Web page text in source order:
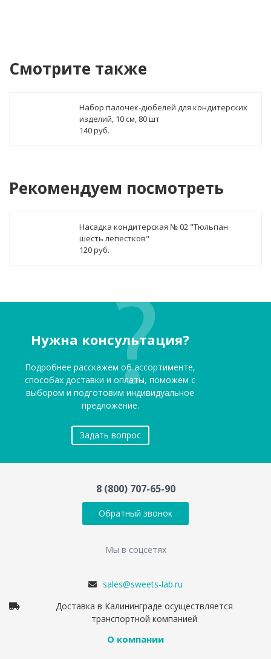
Смотрите также
Набор палочек-дюбелей для кондитерских
изделий, 10 см, 80 шт
140 руб.
Рекомендуем посмотреть
Насадка кондитерская № 02 "Тюльпан
шесть лепестков"
120 руб.
Нужна консультация?
Подробнее расскажем об ассортименте,
способах доставки и оплаты, поможем с
выбором и подготовим индивидуальное
предложение.
Задать вопрос
8 (800) 707-65-90
Обратный звонок
Мы в соцсетях
sales@sweets-lab.ru
Доставка в Калининграде осуществляется
транспортной компанией
О компании